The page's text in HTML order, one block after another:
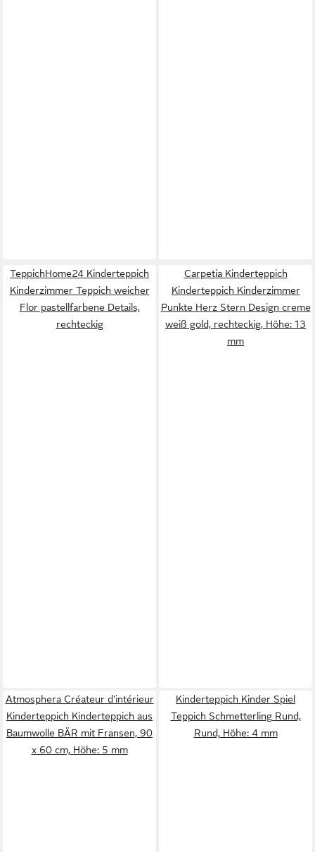
TeppichHome24 Kinderteppich
Kinderzimmer Teppich weicher
Flor pastellfarbene Details,
rechteckig
Carpetia Kinderteppich
Kinderteppich Kinderzimmer
Punkte Herz Stern Design creme
weiß gold, rechteckig, Höhe: 13
mm
Atmosphera Créateur d'intérieur
Kinderteppich Kinderteppich aus
Baumwolle BÄR mit Fransen, 90
x 60 cm, Höhe: 5 mm
Kinderteppich Kinder Spiel
Teppich Schmetterling Rund,
Rund, Höhe: 4 mm